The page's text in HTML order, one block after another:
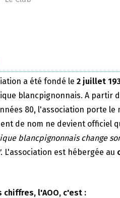
a été fondé le 2 juillet
blancpignonnais. A partir
80, l'association porte
de nom ne devient officiel
blancpignonnais change
. L'association est hébergée au
chiffres, l'AOO, c'est :